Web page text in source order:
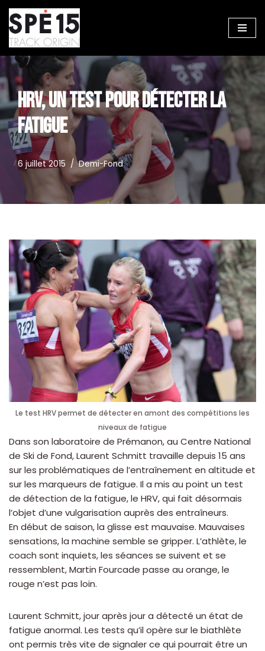
Aller
au
contenu
HRV, UN TEST POUR DÉTECTER LA
FATIGUE
6 juillet 2015 Demi-Fond
Le test HRV permet de détecter en amont des compétitions les
niveaux de fatigue
Dans son laboratoire de Prémanon, au Centre National
de Ski de Fond, Laurent Schmitt travaille depuis 15 ans
sur les problématiques de l’entraînement en altitude et
sur les marqueurs de fatigue. Il a mis au point un test
de détection de la fatigue, le HRV, qui fait désormais
l’objet d’une vulgarisation auprès des entraîneurs.
En début de saison, la glisse est mauvaise. Mauvaises
sensations, la machine semble se gripper. L’athlète, le
coach sont inquiets, les séances se suivent et se
ressemblent, Martin Fourcade passe au orange, le
rouge n’est pas loin.
Laurent Schmitt, jour après jour a détecté un état de
fatigue anormal. Les tests qu’il opère sur le biathlète
ont permis très vite de signaler ce qui pourrait être un